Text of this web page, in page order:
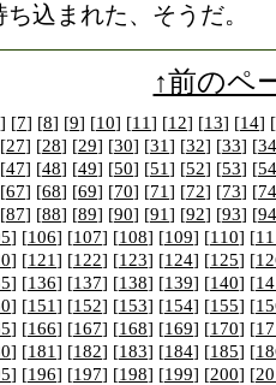
込まれた、そうだ。
↑前のペ
] [7] [8] [9] [10] [11] [12] [13] [14] [
27] [28] [29] [30] [31] [32] [33] [34
47] [48] [49] [50] [51] [52] [53] [54
67] [68] [69] [70] [71] [72] [73] [74
87] [88] [89] [90] [91] [92] [93] [94
] [106] [107] [108] [109] [110] [
] [121] [122] [123] [124] [125] [
] [136] [137] [138] [139] [140] [
] [151] [152] [153] [154] [155] [
] [166] [167] [168] [169] [170] [
] [181] [182] [183] [184] [185] [
] [196] [197] [198] [199] [200] [